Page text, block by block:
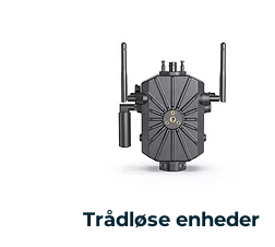
Trådløse enheder